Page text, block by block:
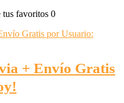
favoritos 0
+ Envío Gratis